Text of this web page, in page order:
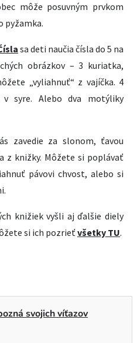
môže posuvným prvkom
pyžamka.
sa deti naučia čísla do 5 na
obrázkov – 3 kuriatka,
„vyliahnuť“ z vajíčka. 4
syre. Alebo dva motýliky
zavedie za slonom, ťavou
z knižky. Môžete si poplávať
pávovi chvost, alebo si
knižiek vyšli aj ďalšie diely
si ich pozrieťvšetky TU.
svojich víťazov